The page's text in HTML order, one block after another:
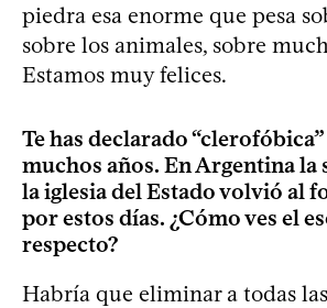
piedra esa enorme que pesa
sobre los animales, sobre
Estamos muy felices.
Te has declarado
muchos años. En Argentina la
la iglesia del Estado volvió al
por estos días. ¿Cómo ves el
respecto?
Habría que eliminar a todas